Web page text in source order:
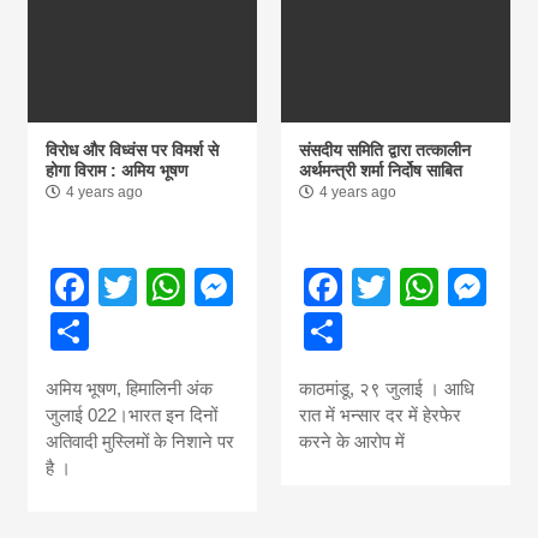
विरोध और विध्वंस पर विमर्श से
होगा विराम : अमिय भूषण
4 years ago
Facebook
TwitterWhatsApp
Messenger
अमिय भूषण, हिमालिनी अंक
जुलाई 022।भारत इन दिनों
अतिवादी मुस्लिमों के निशाने पर
है ।
संसदीय समिति द्वारा तत्कालीन
अर्थमन्त्री शर्मा निर्दोष साबित
4 years ago
Facebook
Twitter
Share
काठमांडू, २९ जुलाई । आधि
रात में भन्सार दर में हेरफेर
करने के आरोप में